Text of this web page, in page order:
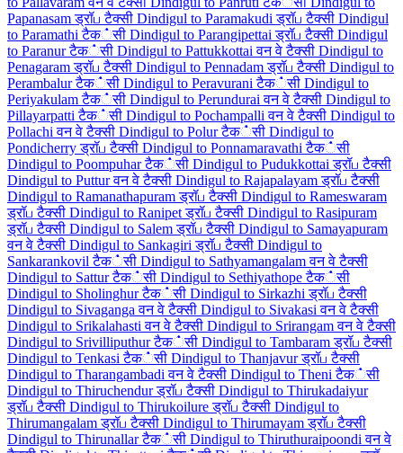
Papanasam ड्रॉப टैक्सी Dindigul to Paramakudi ड्रॉப टैक्सी Dindigul
to Paramathi टैक்सी Dindigul to Parangipettai ड्रॉப टैक्सी Dindigul
to Paranur टैक்सी Dindigul to Pattukkottai वन वे टैक्सी Dindigul to
Penagaram ड्रॉப टैक्सी Dindigul to Pennadam ड्रॉப टैक्सी Dindigul to
Perambalur टैक்सी Dindigul to Peravurani टैक்सी Dindigul to
Periyakulam टैक்सी Dindigul to Perundurai वन वे टैक्सी Dindigul to
Pillayarpatti टैक்सी Dindigul to Pochampalli वन वे टैक्सी Dindigul to
Pollachi वन वे टैक्सी Dindigul to Polur टैक்सी Dindigul to
Pondicherry ड्रॉப टैक्सी Dindigul to Ponnamaravathi टैक்सी
Dindigul to Poompuhar टैक்सी Dindigul to Pudukkottai ड्रॉப टैक्सी
Dindigul to Puttur वन वे टैक्सी Dindigul to Rajapalayam ड्रॉப टैक्सी
Dindigul to Ramanathapuram ड्रॉப टैक्सी Dindigul to Rameswaram
ड्रॉப टैक्सी Dindigul to Ranipet ड्रॉப टैक्सी Dindigul to Rasipuram
ड्रॉப टैक्सी Dindigul to Salem ड्रॉப टैक्सी Dindigul to Samayapuram
वन वे टैक्सी Dindigul to Sankagiri ड्रॉப टैक्सी Dindigul to
Sankarankovil टैक்सी Dindigul to Sathyamangalam वन वे टैक्सी
Dindigul to Sattur टैक்सी Dindigul to Sethiyathope टैक்सी
Dindigul to Sholinghur टैक்सी Dindigul to Sirkazhi ड्रॉப टैक्सी
Dindigul to Sivaganga वन वे टैक्सी Dindigul to Sivakasi वन वे टैक्सी
Dindigul to Srikalahasti वन वे टैक्सी Dindigul to Srirangam वन वे टैक्सी
Dindigul to Srivilliputhur टैक்सी Dindigul to Tambaram ड्रॉப टैक्सी
Dindigul to Tenkasi टैक்सी Dindigul to Thanjavur ड्रॉப टैक्सी
Dindigul to Tharangambadi वन वे टैक्सी Dindigul to Theni टैक்सी
Dindigul to Thiruchendur ड्रॉப टैक्सी Dindigul to Thirukadaiyur
ड्रॉப टैक्सी Dindigul to Thirukoilure ड्रॉப टैक्सी Dindigul to
Thirumangalam ड्रॉப टैक्सी Dindigul to Thirumayam ड्रॉப टैक्सी
Dindigul to Thirunallar टैक்सी Dindigul to Thiruthuraipoondi वन वे